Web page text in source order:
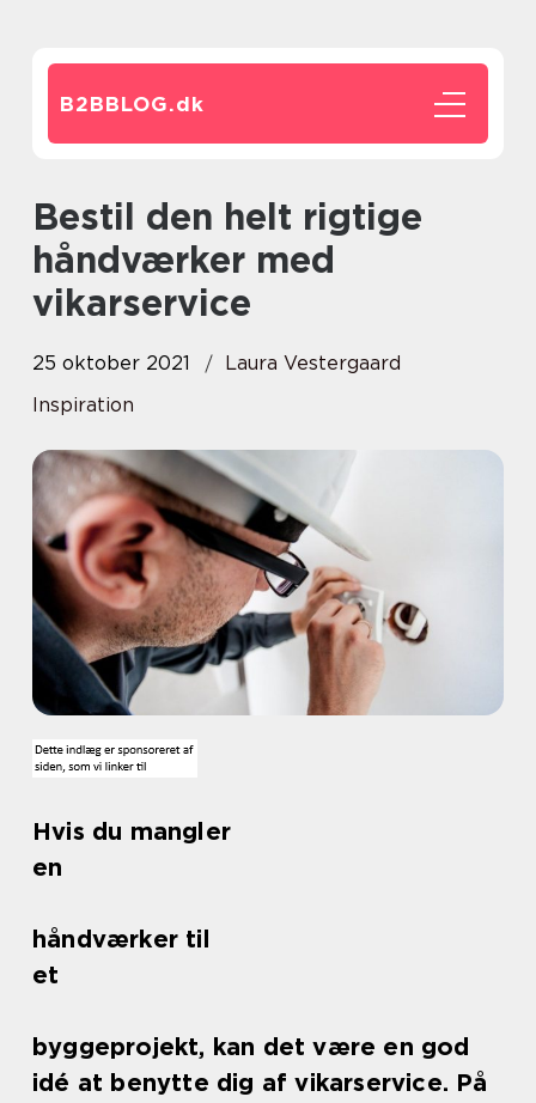
B2BBLOG.dk
Bestil den helt rigtige
håndværker med
vikarservice
25 oktober 2021
Laura Vestergaard
Inspiration
Hvis du mangler
en
håndværker til
et
byggeprojekt, kan det være en god
idé at benytte dig af vikarservice. På